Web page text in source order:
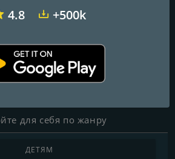
для себя по жанру
ДЕТЯМ
4.8 +500k